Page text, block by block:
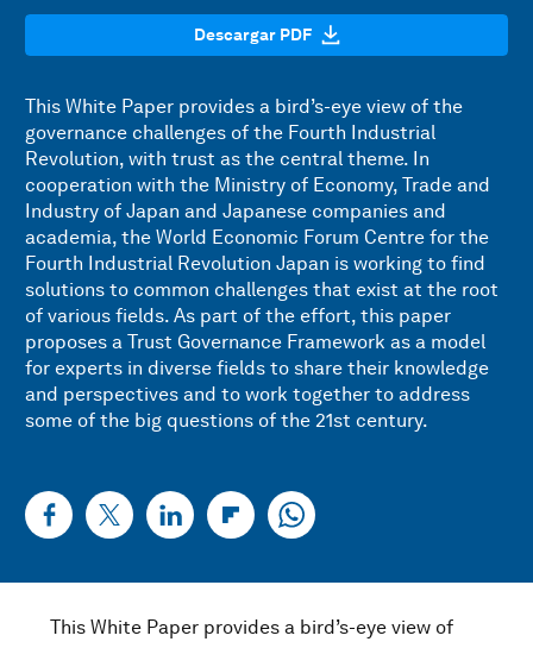
Descargar PDF
This White Paper provides a bird’s-eye view of the
governance challenges of the Fourth Industrial
Revolution, with trust as the central theme. In
cooperation with the Ministry of Economy, Trade and
Industry of Japan and Japanese companies and
academia, the World Economic Forum Centre for the
Fourth Industrial Revolution Japan is working to find
solutions to common challenges that exist at the root
of various fields. As part of the effort, this paper
proposes a Trust Governance Framework as a model
for experts in diverse fields to share their knowledge
and perspectives and to work together to address
some of the big questions of the 21st century.
This White Paper provides a bird’s-eye view of